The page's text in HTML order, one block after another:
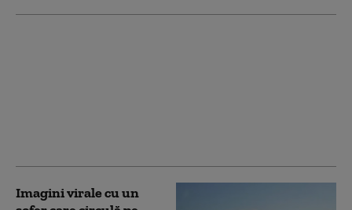
Imagini virale cu un